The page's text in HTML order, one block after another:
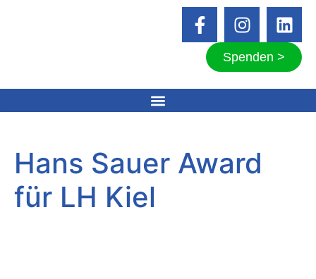
Spenden >
Hans Sauer Award
für LH Kiel